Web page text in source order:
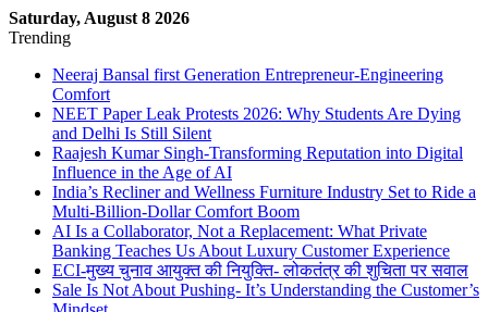
Saturday, August 8 2026
Trending
Neeraj Bansal first Generation Entrepreneur-Engineering
Comfort
NEET Paper Leak Protests 2026: Why Students Are Dying
and Delhi Is Still Silent
Raajesh Kumar Singh-Transforming Reputation into Digital
Influence in the Age of AI
India’s Recliner and Wellness Furniture Industry Set to Ride a
Multi-Billion-Dollar Comfort Boom
AI Is a Collaborator, Not a Replacement: What Private
Banking Teaches Us About Luxury Customer Experience
ECI-मुख्य चुनाव आयुक्त की नियुक्ति- लोकतंत्र की शुचिता पर सवाल
Sale Is Not About Pushing- It’s Understanding the Customer’s